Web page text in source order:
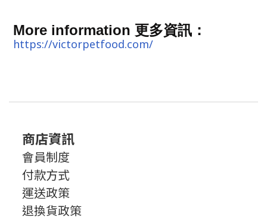
More information 更多資訊：
https://victorpetfood.com/
商店資訊
會員制度
付款方式
運送政策
退換貨政策